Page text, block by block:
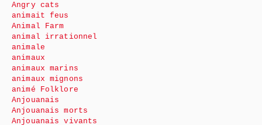
Angry cats
animait feus
Animal Farm
animal irrationnel
animale
animaux
animaux marins
animaux mignons
animé Folklore
Anjouanais
Anjouanais morts
Anjouanais vivants